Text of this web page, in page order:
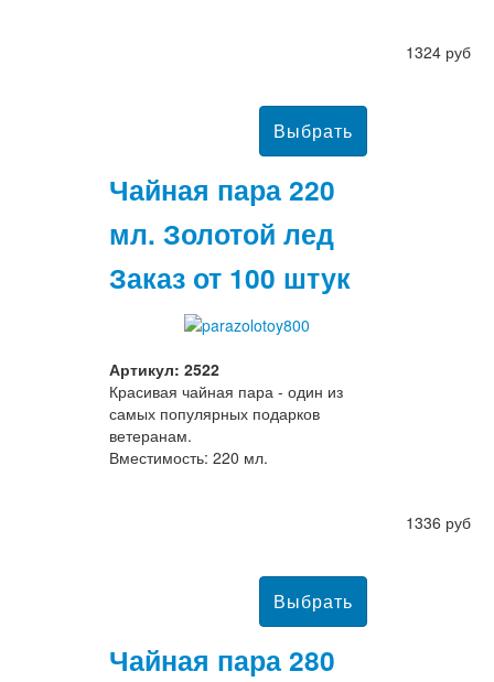
1324 руб
Чайная пара 220
мл. Золотой лед
Заказ от 100 штук
Артикул: 2522
Красивая чайная пара - один из
самых популярных подарков
ветеранам.
Вместимость: 220 мл.
1336 руб
Чайная пара 280